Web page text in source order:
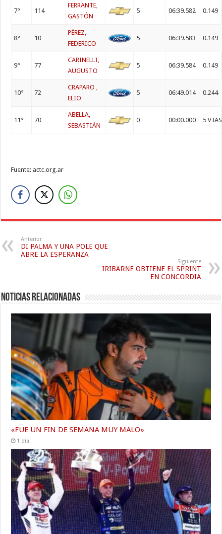
7° 114
FERRANTE,
GASTÓN
5 06:39.582 0.149
8° 10
PÉREZ,
FEDERICO
5 06:39.583 0.149
9° 77
CARINELLI,
AUGUSTO
5 06:39.584 0.149
10° 72
CRAPARO ,
ELIO
5 06:49.014 0.244
11° 70
ABELLA,
SEBASTIÁN
0 00:00.000 5 VTAS
Fuente: actc.org.ar
Anterior
DI PALMA Y UNA POLE QUE
ABRE LA ESPERANZA
Siguiente
IRIBARNE OBTIENE EL SPRINT
EN CONCORDIA
Noticias relacionadas
«FUE UN FIN DE SEMANA MUY MALO»
1 día